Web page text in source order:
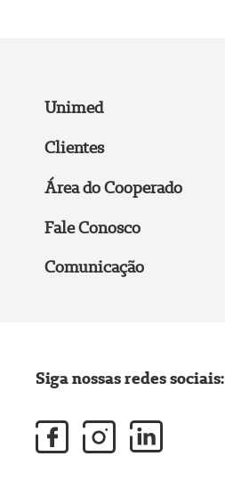
Unimed
Clientes
Área do Cooperado
Fale Conosco
Comunicação
Siga nossas redes sociais: